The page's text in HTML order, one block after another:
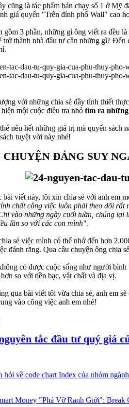
cũng là tác phẩm bán chạy số 1 ở Mỹ
giá quyển "Trên đỉnh phố Wall" cao
gồm 3 phần, những gì ông viết ra đều
trở thành nhà đầu tư cần những gì?
với những chia sẻ đầy tính thiết
một cuộc điều tra nhỏ tìm ra
nêu hết những giá trị mà quyển sách
tuyệt vời này nhé!
CHUYỆN ĐÁNG SUY
bài viết này, tôi xin chia sẻ với anh em
chất công việc luôn phải theo dõi rất
vào những ngày cuối tuần, chúng
lần so với các con mình".
sẻ việc mình có thể nhớ đến hơn
đánh răng. Qua câu chuyện ông chia
có được cuộc sống như người
so với tiền bạc, vật chất và địa vị.
qua bài viết tôi vừa chia sẻ, anh em
vào công việc anh em nhé!
tắc đầu tư quý giá
hỏi về code chart Index của nhóm
Money "Phá Vỡ Ranh Giới":